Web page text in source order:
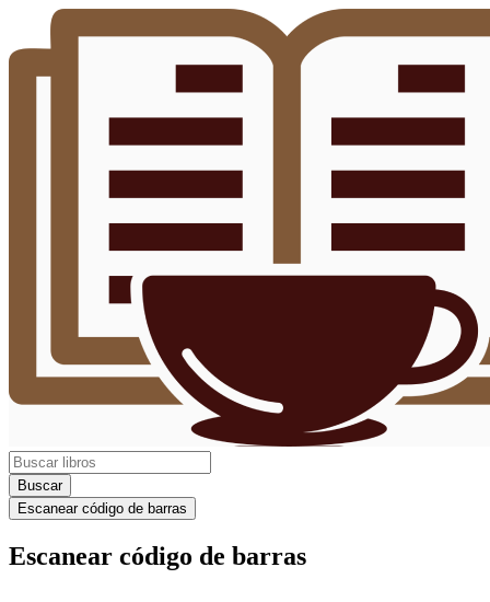
Buscar
Escanear código de barras
Escanear código de barras